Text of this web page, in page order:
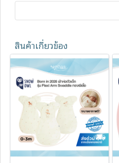
สินค้าเกี่ยวข้อง